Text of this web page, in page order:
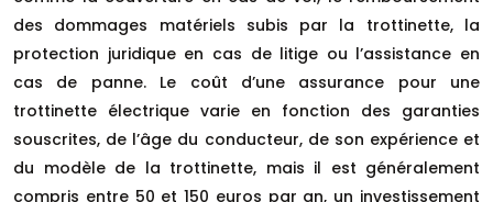
des dommages matériels subis par la trottinette, la
protection juridique en cas de litige ou l’assistance en
cas de panne. Le coût d’une assurance pour une
trottinette électrique varie en fonction des garanties
souscrites, de l’âge du conducteur, de son expérience et
du modèle de la trottinette, mais il est généralement
compris entre 50 et 150 euros par an, un investissement